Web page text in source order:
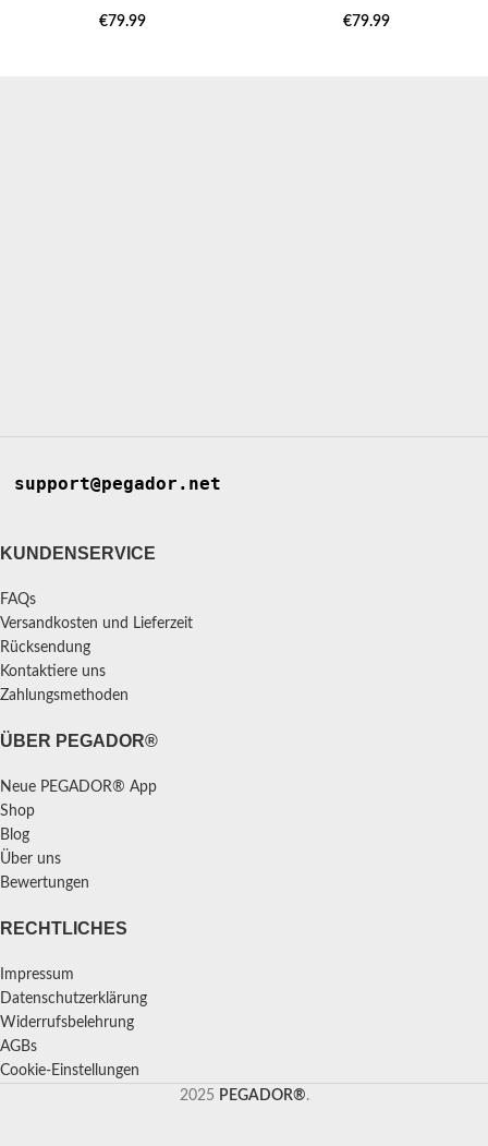
€79.99 €79.99
support@pegador.net
KUNDENSERVICE
FAQs
Versandkosten und Lieferzeit
Rücksendung
Kontaktiere uns
Zahlungsmethoden
ÜBER PEGADOR®
Neue PEGADOR® App
Shop
Blog
Über uns
Bewertungen
RECHTLICHES
Impressum
Datenschutzerklärung
Widerrufsbelehrung
AGBs
Cookie-Einstellungen
2025 PEGADOR®.